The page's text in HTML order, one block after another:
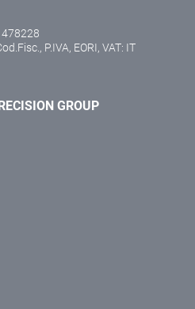
478228
P.IVA, EORI, VAT: IT
GROUP